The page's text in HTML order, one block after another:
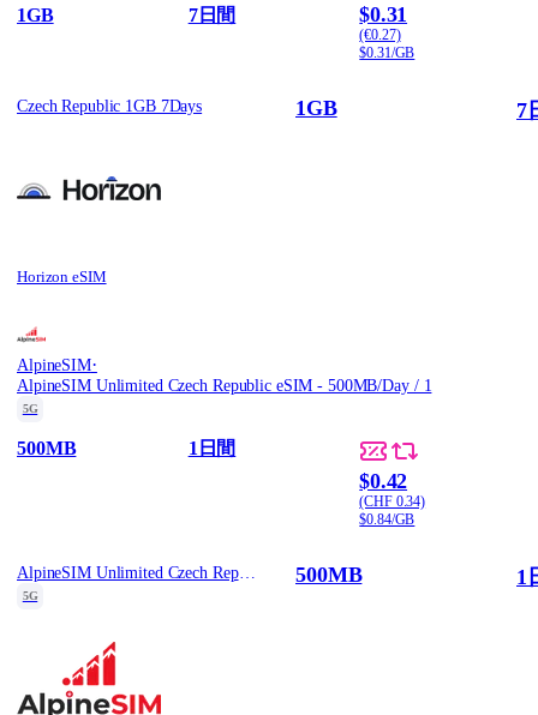
1GB 7日間 $0.31
(€0.27)
$0.31/GB
Czech Republic 1GB 7Days
Horizon eSIM
1GB 7
AlpineSIM·
AlpineSIM Unlimited Czech Republic eSIM - 500MB/Day / 1
5G
500MB 1日間
$0.42
(CHF 0.34)
$0.84/GB
AlpineSIM Unlimited Czech Republic eSIM - 500MB/Day / 1
5G
500MB 1